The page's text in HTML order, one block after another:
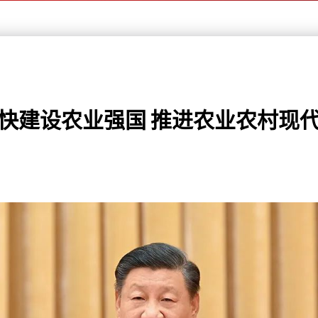
建设农业强国 推进农业农村现